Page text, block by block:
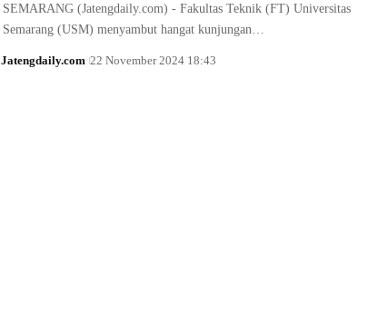
SEMARANG (Jatengdaily.com) - Fakultas Teknik (FT) Universitas
Semarang (USM) menyambut hangat kunjungan…
Jatengdaily.com 22 November 2024 18:43